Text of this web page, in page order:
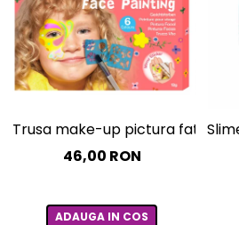
Trusa make-up pictura fata cu
46,00 RON
ADAUGA IN COS